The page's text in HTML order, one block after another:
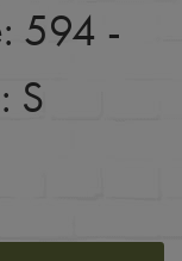
594 -
S